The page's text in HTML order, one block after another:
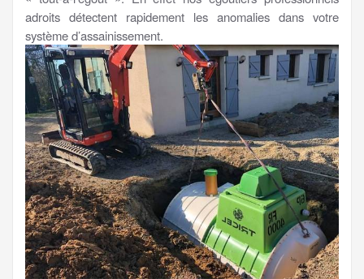
adroits détectent rapidement les anomalies dans votre
système d’assainissement.